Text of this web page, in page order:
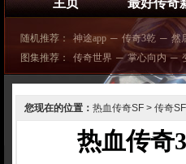
主页 最好传奇
随机推荐： 神途app ─ 传奇3乾 ─ 然
图集推荐：
传奇世界 ─ 掌心向内 ─
您现在的位置： 热血传奇SF > 传奇
热血传奇